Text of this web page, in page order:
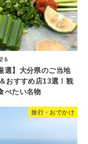
選】大分県のご当地
おすすめ店13選！観
べたい名物
旅行・おでかけ